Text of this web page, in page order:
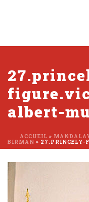
albert-
ACCUEIL »
BIRMAN » 27.PRINCELY-